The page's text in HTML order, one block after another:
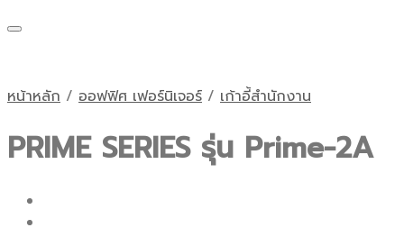
หน้าหลัก / ออฟฟิศ เฟอร์นิเจอร์ / เก้าอี้สำนักงาน
PRIME SERIES รุ่น Prime-2A